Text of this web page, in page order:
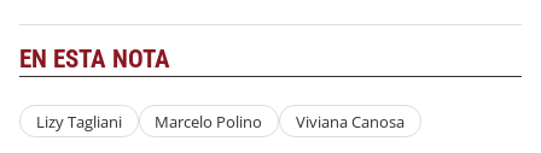
EN ESTA NOTA
Lizy Tagliani Marcelo Polino Viviana Canosa